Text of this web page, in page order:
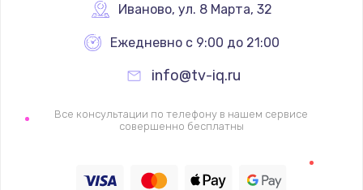
900 руб.
Заказать
Не работает
1400 руб.
Восстановление цепи питания, пайка
Иваново, ул. 8 Марта, 32
Ежедневно с 9:00 до 21:00
info@tv-iq.ru
Все консультации по телефону в нашем сервисе
совершенно бесплатны